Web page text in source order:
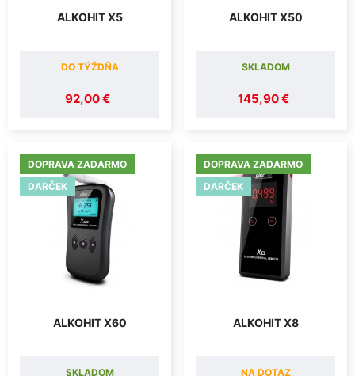
ALKOHIT X5
92,00 €
DO TÝŽDŇA
ALKOHIT X50
145,90 €
SKLADOM
DOPRAVA ZADARMO
DARČEK
ALKOHIT X60
SKLADOM
DOPRAVA ZADARMO
DARČEK
ALKOHIT X8
NA DOTAZ